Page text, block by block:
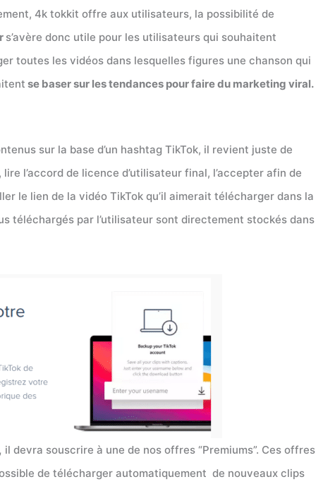
4k tokkit offre aux utilisateurs, la possibilité de
s’avère donc utile pour les utilisateurs qui souhaitent
toutes les vidéos dans lesquelles figures une chanson qui
se baser sur les tendances pour faire du marketing viral.
sur la base d’un hashtag TikTok, il revient juste de
l’accord de licence d’utilisateur final, l’accepter afin de
le lien de la vidéo TikTok qu’il aimerait télécharger dans la
téléchargés par l’utilisateur sont directement stockés dans
il devra souscrire à une de nos offres “Premiums”. Ces offres
de télécharger automatiquement de nouveaux clips